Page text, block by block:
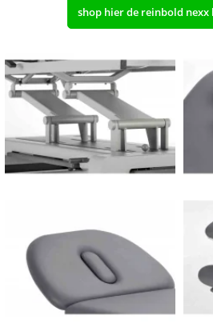
shop hier de reinbold